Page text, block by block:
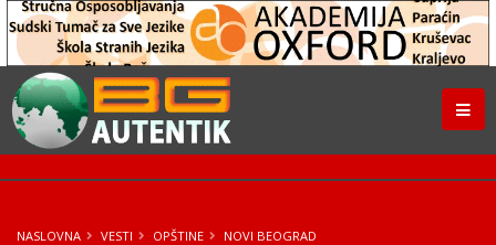
NASLOVNA VESTI OPŠTINE NOVI BEOGRAD